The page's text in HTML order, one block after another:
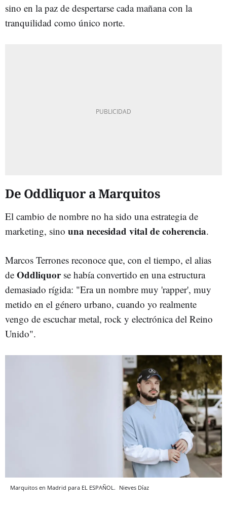
sino en la paz de despertarse cada mañana con la
tranquilidad como único norte.
De Oddliquor a Marquitos
El cambio de nombre no ha sido una estrategia de
marketing, sino una necesidad vital de coherencia.
Marcos Terrones reconoce que, con el tiempo, el alias
de Oddliquorse había convertido en una estructura
demasiado rígida: "Era un nombre muy 'rapper', muy
metido en el género urbano, cuando yo realmente
vengo de escuchar metal, rock y electrónica del Reino
Unido".
Marquitos en Madrid para EL ESPAÑOL. Nieves Díaz